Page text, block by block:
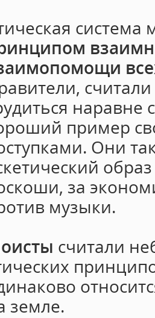
наравне
пример
Они
за
музыки.
считали
земле.